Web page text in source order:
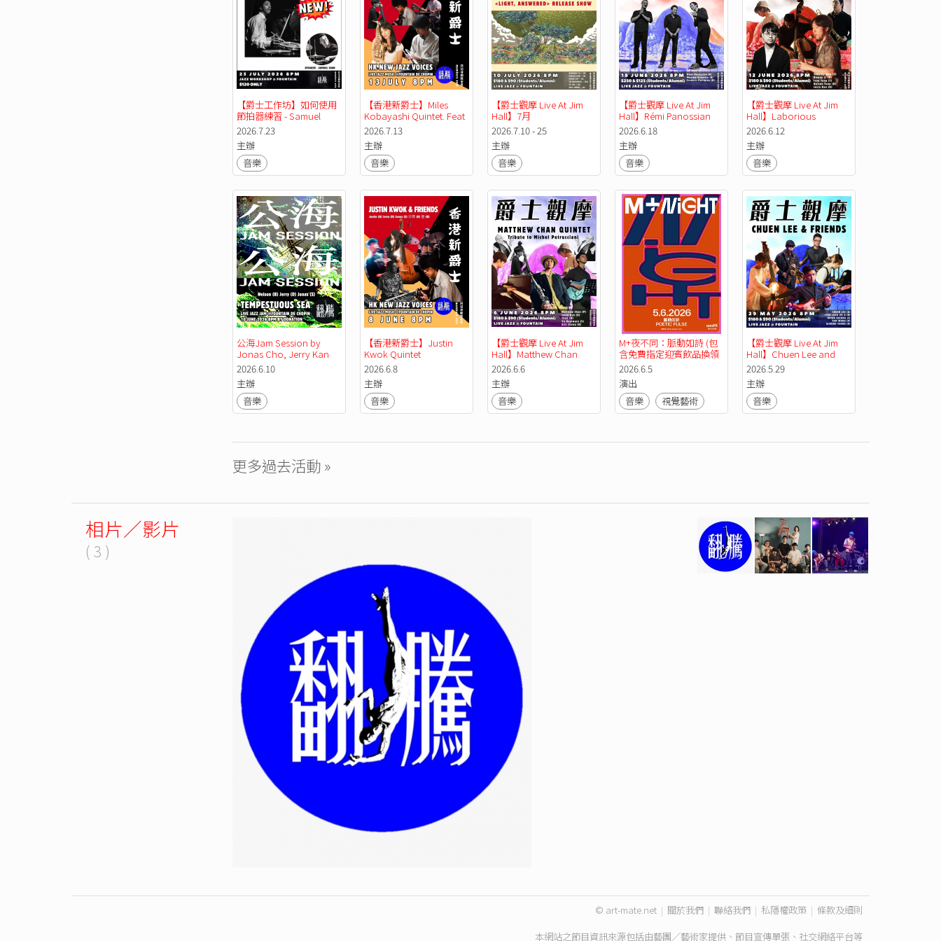
【爵士工作坊】如何使用
節拍器練習 - Samuel
Chan
2026.7.23
主辦
音樂
【香港新爵士】Miles
Kobayashi Quintet. Feat
Bea Lagrisola
2026.7.13
主辦
音樂
【爵士觀摩 Live At Jim
Hall】7月
2026.7.10 - 25
主辦
音樂
【爵士觀摩 Live At Jim
Hall】Rémi Panossian
Trio
2026.6.18
主辦
音樂
【爵士觀摩 Live At Jim
Hall】Laborious
Hardbop Story of
Hardbop
2026.6.12
主辦
音樂
公海Jam Session by
Jonas Cho, Jerry Kan
and Nelson Fung
2026.6.10
主辦
音樂
【香港新爵士】Justin
Kwok Quintet
2026.6.8
主辦
音樂
【爵士觀摩 Live At Jim
Hall】Matthew Chan
Quintet: Tribute to Michel
Petrucciani
2026.6.6
主辦
音樂
M+夜不同：脈動如詩 (包
含免費指定迎賓飲品換領
券乙張 )
2026.6.5
演出
音樂
視覺藝術
【爵士觀摩 Live At Jim
Hall】Chuen Lee and
Friends
2026.5.29
主辦
音樂
更多過去活動 »
相片／影片
( 3 )
© art-mate.net | 關於我們 | 聯絡我們 | 私隱權政策 | 條款及細則
本網站之節目資訊來源包括由藝團／藝術家提供、節目宣傳單張、社交網絡平台等